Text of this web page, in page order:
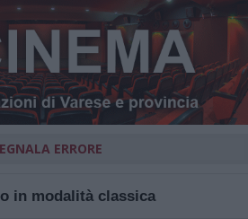
ERRORE
in modalità classica